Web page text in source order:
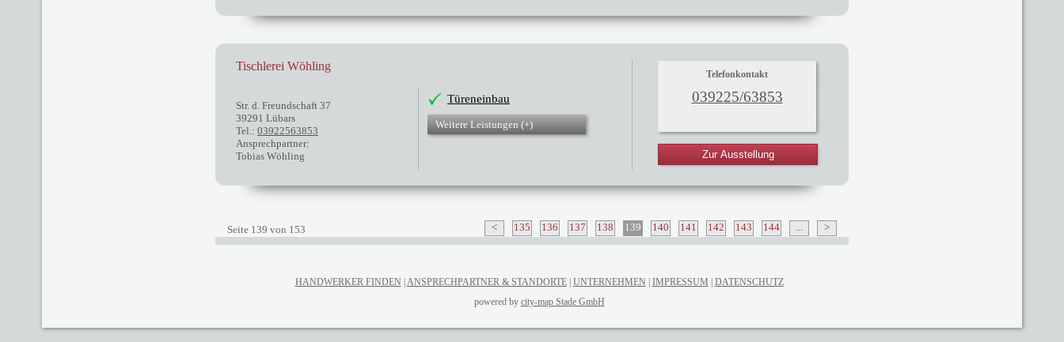
Tischlerei Wöhling
Str. d. Freundschaft 37
39291 Lübars
Tel.: 03922563853
Ansprechpartner:
Tobias Wöhling
Türeneinbau
Weitere Leistungen (+)
Telefonkontakt
039225/63853
Zur Ausstellung
Seite 139 von 153 < 135 136 137 138 139 140 141 142 143 144 ... >
HANDWERKER FINDEN ANSPRECHPARTNER & STANDORTE UNTERNEHMEN IMPRESSUM
DATENSCHUTZ
powered by city-map Stade GmbH